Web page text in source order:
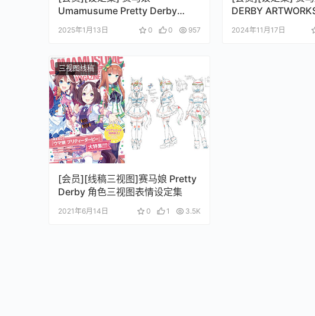
Umamusume Pretty Derby
Artworks Vol.02
2025年1月13日 0 0 957
DERBY
2024年11月17日
三视图线稿
[会员][线稿三视图]赛马娘 Pretty
Derby 角色三视图表情设定集
2021年6月14日 0 1 3.5K